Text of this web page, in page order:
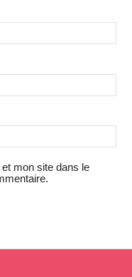
mon site dans le